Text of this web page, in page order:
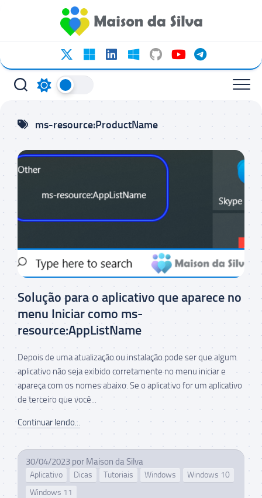
conteúdo
ms-resource:ProductName
Solução para o aplicativo que aparece no
menu Iniciar como ms-
resource:AppListName
Depois de uma atualização ou instalação pode ser que algum
aplicativo não seja exibido corretamente no menu iniciar e
apareça com os nomes abaixo. Se o aplicativo for um aplicativo
de terceiro que você...
Continuar lendo...
30/04/2023 por Maison da Silva
Aplicativo Dicas Tutoriais Windows
Windows 10
Windows 11